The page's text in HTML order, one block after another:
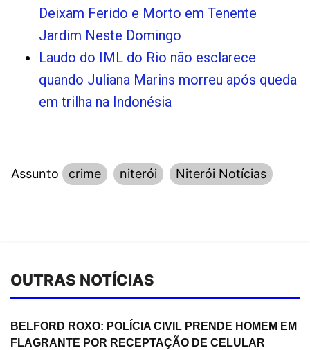
Deixam Ferido e Morto em Tenente
Jardim Neste Domingo
Laudo do IML do Rio não esclarece
quando Juliana Marins morreu após queda
em trilha na Indonésia
Assunto crime niterói Niterói Notícias
OUTRAS NOTÍCIAS
BELFORD ROXO: POLÍCIA CIVIL PRENDE HOMEM EM
FLAGRANTE POR RECEPTAÇÃO DE CELULAR